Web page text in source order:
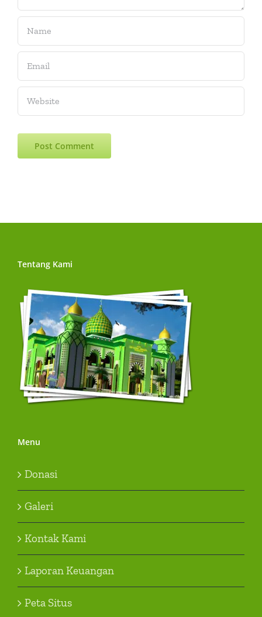
Tentang Kami
Menu
Donasi
Galeri
Kontak Kami
Laporan Keuangan
Peta Situs